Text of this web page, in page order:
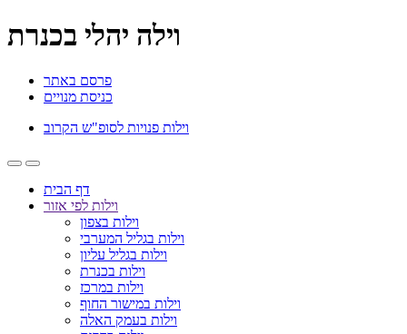
וילה יהלי בכנרת
פרסם באתר
כניסת מנויים
וילות פנויות לסופ"ש הקרוב
דף הבית
וילות לפי אזור
וילות בצפון
וילות בגליל המערבי
וילות בגליל עליון
וילות בכנרת
וילות במרכז
וילות במישור החוף
וילות בעמק האלה